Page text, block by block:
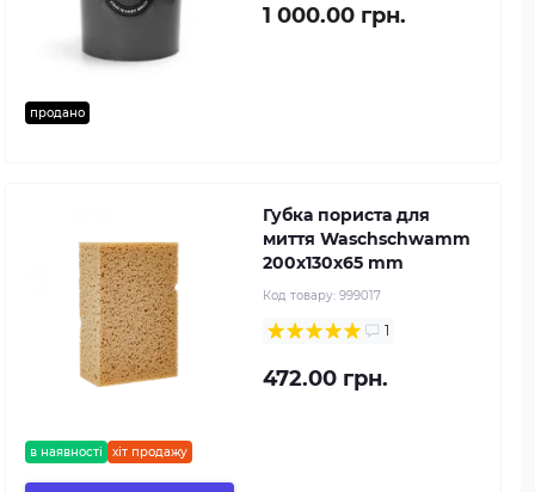
продано
1 000.00 грн.
в наявності хіт продажу
Губка пориста для
миття Waschschwamm
200x130x65 mm
Код товару: 999017
1
472.00 грн.